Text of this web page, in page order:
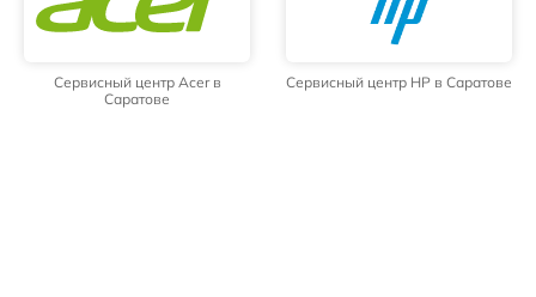
Сервисный центр Acer в
Саратове
Сервисный центр HP в Саратове